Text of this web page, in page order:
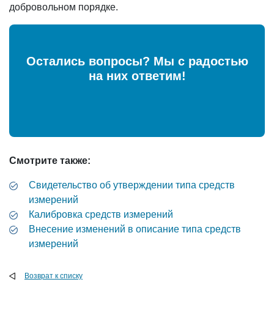
добровольном порядке.
Остались вопросы? Мы с радостью
на них ответим!
Смотрите также:
Свидетельство об утверждении типа средств
измерений
Калибровка средств измерений
Внесение изменений в описание типа средств
измерений
Возврат к списку